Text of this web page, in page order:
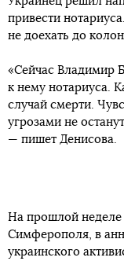
привести
не доехать до
«Сейчас Владимир
к нему нотариуса.
случай смерти.
угрозами не
— пишет Денисова.
На прошлой неделе
Симферополя, в
украинского